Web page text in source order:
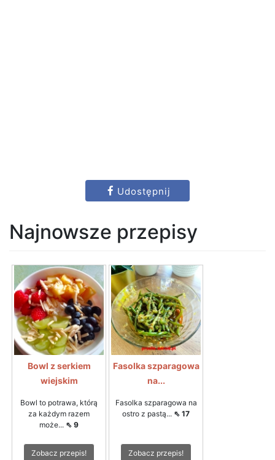
Udostępnij
Najnowsze przepisy
Bowl z serkiem
wiejskim
Bowl to potrawa, którą
za każdym razem
może... ⇖ 9
Zobacz przepis!
Fasolka szparagowa
na...
Fasolka szparagowa na
ostro z pastą... ⇖ 17
Zobacz przepis!